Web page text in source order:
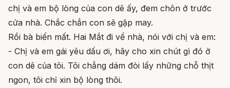
chị và em bộ lòng của con dê ấy, đem chôn ở trước
cửa nhà. Chắc chắn con sẽ gặp may.
Rồi bà biến mất. Hai Mắt đi về nhà, nói với chị và em:
- Chị và em gái yêu dấu ơi, hãy cho xin chút gì đó ở
con dê của tôi. Tôi chẳng dám đòi lấy những chỗ thịt
ngon, tôi chỉ xin bộ lòng thôi.